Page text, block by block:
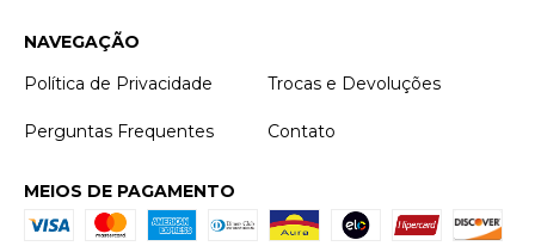
NAVEGAÇÃO
Política de Privacidade
Trocas e Devoluções
Perguntas Frequentes Contato
MEIOS DE PAGAMENTO